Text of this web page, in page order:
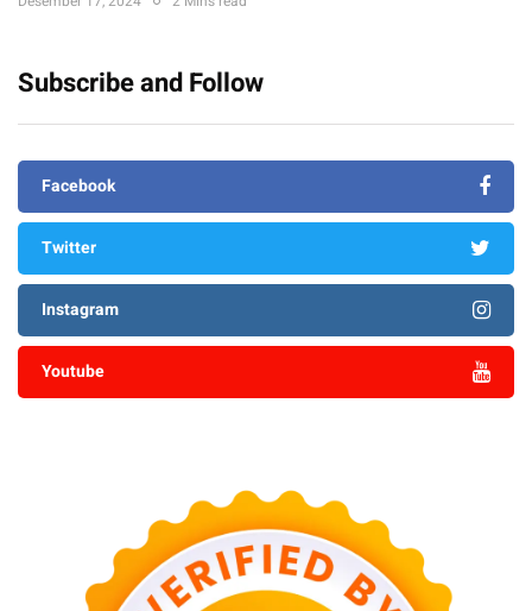
Subscribe and Follow
Facebook
Twitter
Instagram
Youtube